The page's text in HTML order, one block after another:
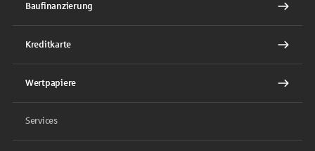
Baufinanzierung
Kreditkarte
Wertpapiere
Services